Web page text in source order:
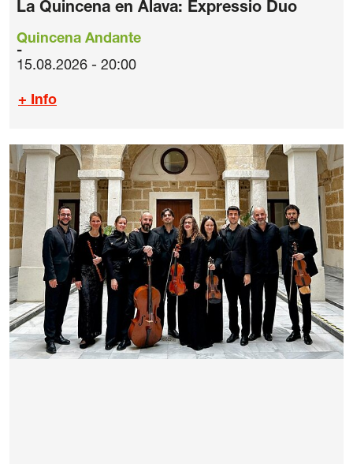
La Quincena en Álava: Expressio Duo
Quincena Andante
15.08.2026 - 20:00
+ Info